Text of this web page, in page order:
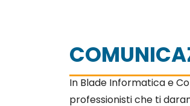
In Blade Informatica e
professionisti che ti